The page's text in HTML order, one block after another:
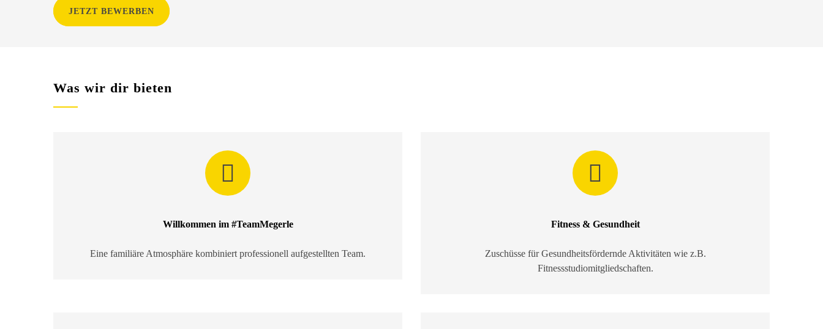
JETZT BEWERBEN
Was wir dir bieten
Willkommen im #TeamMegerle
Eine familiäre Atmosphäre kombiniert professionell aufgestellten Team.
Fitness & Gesundheit
Zuschüsse für Gesundheitsfördernde Aktivitäten wie z.B.
Fitnessstudiomitgliedschaften.